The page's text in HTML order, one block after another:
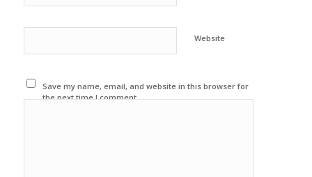
Website
Save my name, email, and website in this browser for
the next time I comment.